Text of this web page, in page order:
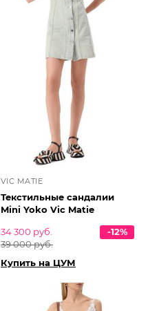
VIC MATIE
Текстильные сандалии
Mini Yoko Vic Matie
34 300 руб.
39 000 руб.
-12%
Купить на ЦУМ